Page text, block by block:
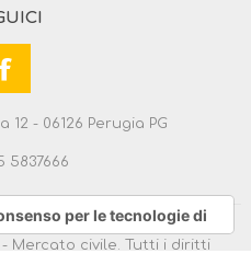
- 06126 Perugia PG
5837666
Mercato civile. Tutti i diritti
per le tecnologie di